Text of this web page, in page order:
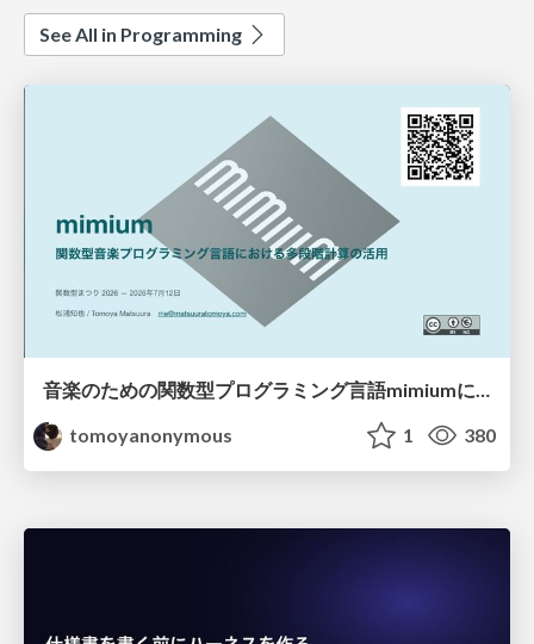
See All in Programming
音楽のための関数型プログラミング言語mimiumにおける多段階計算の活用
tomoyanonymous
1 380